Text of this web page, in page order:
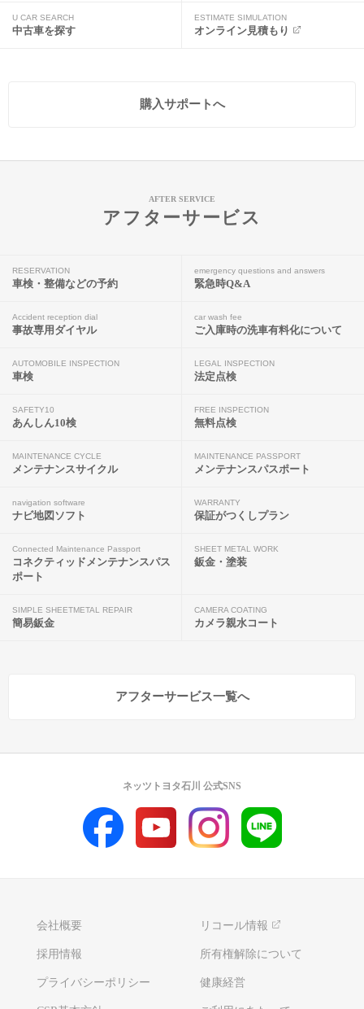
U CAR SEARCH
中古車を探す
ESTIMATE SIMULATION
オンライン見積もり
購入サポートへ
AFTER SERVICE
アフターサービス
RESERVATION
車検・整備などの予約
emergency questions and answers
緊急時Q&A
Accident reception dial
事故専用ダイヤル
car wash fee
ご入庫時の洗車有料化について
AUTOMOBILE INSPECTION
車検
LEGAL INSPECTION
法定点検
SAFETY10
あんしん10検
FREE INSPECTION
無料点検
MAINTENANCE CYCLE
メンテナンスサイクル
MAINTENANCE PASSPORT
メンテナンスパスポート
navigation software
ナビ地図ソフト
WARRANTY
保証がつくしプラン
Connected Maintenance Passport
コネクティッドメンテナンスパス
ポート
SHEET METAL WORK
鈑金・塗装
SIMPLE SHEETMETAL REPAIR
簡易鈑金
CAMERA COATING
カメラ親水コート
アフターサービス一覧へ
会社概要 リコール情報
採用情報 所有権解除について
プライバシーポリシー 健康経営
ネッツトヨタ石川 公式SNS